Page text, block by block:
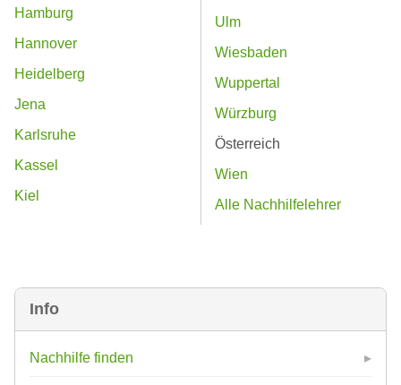
Info
Nachhilfe finden
Hamburg
Hannover
Heidelberg
Jena
Karlsruhe
Kassel
Kiel
Ulm
Wiesbaden
Wuppertal
Würzburg
Österreich
Wien
Alle Nachhilfelehrer